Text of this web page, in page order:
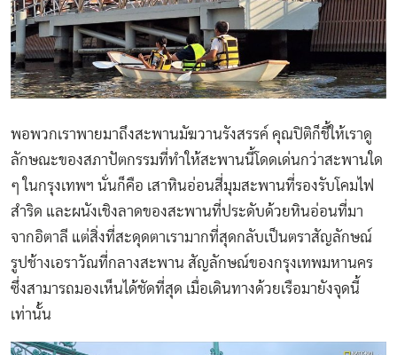
พอพวกเราพายมาถึงสะพานมัฆวานรังสรรค์ คุณปิติก็ชี้ให้เราดู
ลักษณะของสภาปัตกรรมที่ทำให้สะพานนี้โดดเด่นกว่าสะพานใด
ๆ ในกรุงเทพฯ นั่นก็คือ เสาหินอ่อนสี่มุมสะพานที่รองรับโคมไฟ
สำริด และผนังเชิงลาดของสะพานที่ประดับด้วยหินอ่อนที่มา
จากอิตาลี แต่สิ่งที่สะดุดตาเรามากที่สุดกลับเป็นตราสัญลักษณ์
รูปช้างเอราวัณที่กลางสะพาน สัญลักษณ์ของกรุงเทพมหานคร
ซึ่งสามารถมองเห็นได้ชัดที่สุด เมื่อเดินทางด้วยเรือมายังจุดนี้
เท่านั้น